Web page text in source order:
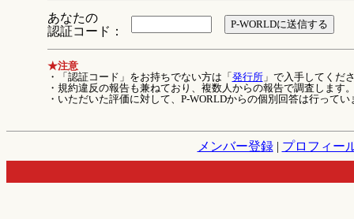
あなたの
認証コード：
★注意
・「認証コード」をお持ちでない方は「 発行所」で入手してくだ
・規約違反の報告も兼ねており、複数人からの報告で調査します
・いただいた評価に対して、P-WORLDからの個別回答は行ってい
メンバー登録| プロフィー